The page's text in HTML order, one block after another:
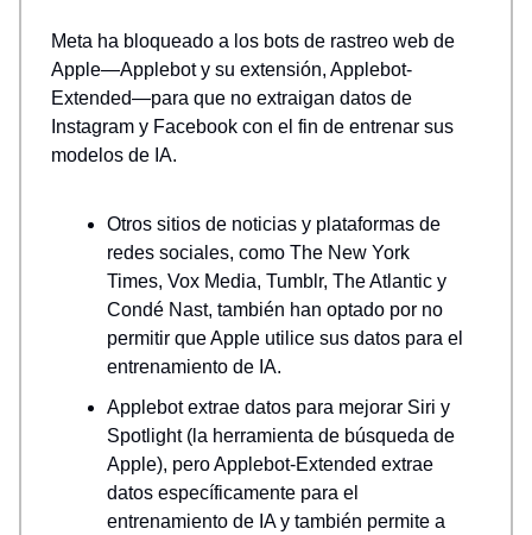
Meta ha bloqueado a los bots de rastreo web de
Apple—Applebot y su extensión, Applebot-
Extended—para que no extraigan datos de
Instagram y Facebook con el fin de entrenar sus
modelos de IA.
Otros sitios de noticias y plataformas de
redes sociales, como The New York
Times, Vox Media, Tumblr, The Atlantic y
Condé Nast, también han optado por no
permitir que Apple utilice sus datos para el
entrenamiento de IA.
Applebot extrae datos para mejorar Siri y
Spotlight (la herramienta de búsqueda de
Apple), pero Applebot-Extended extrae
datos específicamente para el
entrenamiento de IA y también permite a